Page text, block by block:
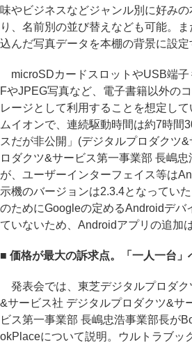
味やビジネスなどジャンル別に好み
り、名前別の並び替えなども可能。
込んだ写真データを本棚の背景に設定
microSDカードスロットやUSB端子
FやJPEG写真など、電子書籍以外の
レージとして利用することを想定し
ムイオンで、連続駆動時間は約7時間
スだが非公開」(デジタルプロダクツ
ロダクツ&サービス第一事業部 長嶋
が、ユーザーインターフェイス等は
示機のバージョンは2.3.4となってい
のためにGoogleの定めるAndroidデバ
ていないため、Androidアプリの追加
■ 価格が最大の訴求点。「一人一台」
発表会では、東芝デジタルプロダク
&サービス社 デジタルプロダクツ&サ
ビス第一事業部 長嶋忠浩事業部長が
okPlaceについて説明。ウルトラブッ